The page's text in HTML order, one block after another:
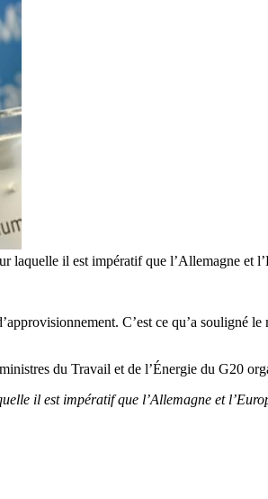
laquelle il est impératif que l’Allemagne et
C’est ce qu’a souligné
du Travail et de l’Énergie du G20
il est impératif que l’Allemagne et